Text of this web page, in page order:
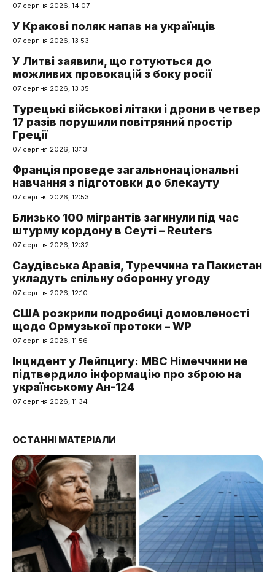
07 серпня 2026, 14:07
У Кракові поляк напав на українців
07 серпня 2026, 13:53
У Литві заявили, що готуються до
можливих провокацій з боку росії
07 серпня 2026, 13:35
Турецькі військові літаки і дрони в четвер
17 разів порушили повітряний простір
Греції
07 серпня 2026, 13:13
Франція проведе загальнонаціональні
навчання з підготовки до блекауту
07 серпня 2026, 12:53
Близько 100 мігрантів загинули під час
штурму кордону в Сеуті – Reuters
07 серпня 2026, 12:32
Саудівська Аравія, Туреччина та Пакистан
укладуть спільну оборонну угоду
07 серпня 2026, 12:10
США розкрили подробиці домовленості
щодо Ормузької протоки – WP
07 серпня 2026, 11:56
Інцидент у Лейпцигу: МВС Німеччини не
підтвердило інформацію про зброю на
українському Ан-124
07 серпня 2026, 11:34
ОСТАННІ МАТЕРІАЛИ